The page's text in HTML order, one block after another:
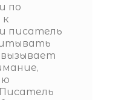
по
писатель